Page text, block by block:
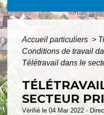
Accueil particuliers >
Conditions de travail
Télétravail dans le
SECTEUR
Vérifié le 04 Mar 2022 -